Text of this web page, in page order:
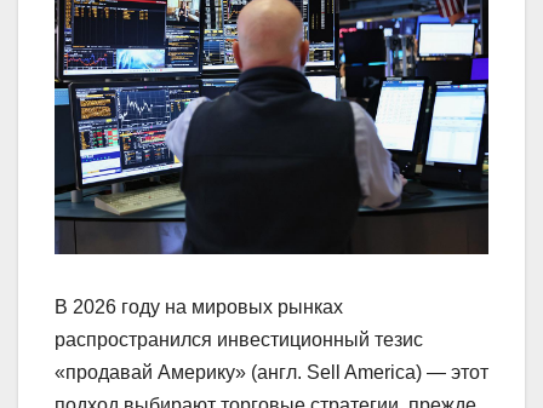
В 2026 году на мировых рынках
распространился инвестиционный тезис
«продавай Америку» (англ. Sell America) — этот